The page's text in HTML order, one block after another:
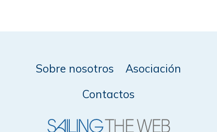
Sobre nosotros
Asociación
Contactos